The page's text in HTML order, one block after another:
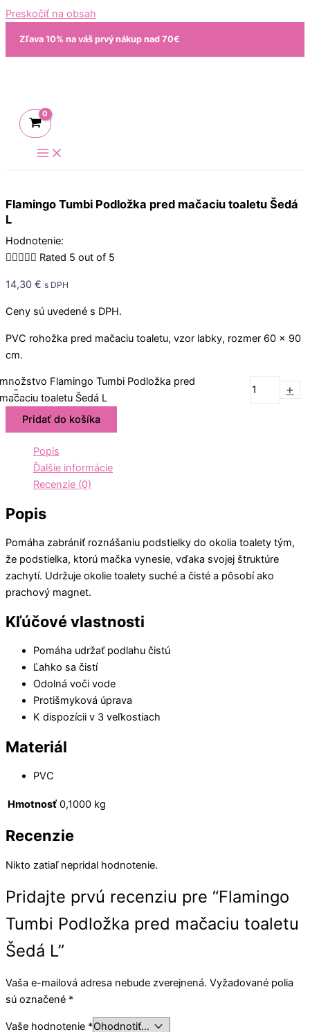
Preskočiť na obsah
Zľava 10% na váš prvý nákup nad 70€
Flamingo Tumbi Podložka pred mačaciu toaletu Šedá
L
Hodnotenie:
 Rated 5 out of 5
14,30 € s DPH
Ceny sú uvedené s DPH.
PVC rohožka pred mačaciu toaletu, vzor labky, rozmer 60 x 90
cm.
-
Flamingo Tumbi Podložka pred
toaletu Šedá L
+
Pridať do košíka
Popis
Ďalšie informácie
Recenzie (0)
Popis
Pomáha zabrániť roznášaniu podstielky do okolia toalety tým,
že podstielka, ktorú mačka vynesie, vďaka svojej štruktúre
zachytí. Udržuje okolie toalety suché a čisté a pôsobí ako
prachový magnet.
Kľúčové vlastnosti
Pomáha udržať podlahu čistú
Ľahko sa čistí
Odolná voči vode
Protišmyková úprava
K dispozícii v 3 veľkostiach
Materiál
PVC
Hmotnosť 0,1000 kg
Recenzie
Nikto zatiaľ nepridal hodnotenie.
Pridajte prvú recenziu pre “Flamingo
Tumbi Podložka pred mačaciu toaletu
Šedá L”
Vaša e-mailová adresa nebude zverejnená. Vyžadované polia
sú označené *
Vaše hodnotenie *